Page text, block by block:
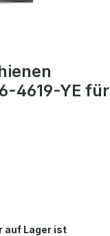
4619-YE für
auf Lager ist